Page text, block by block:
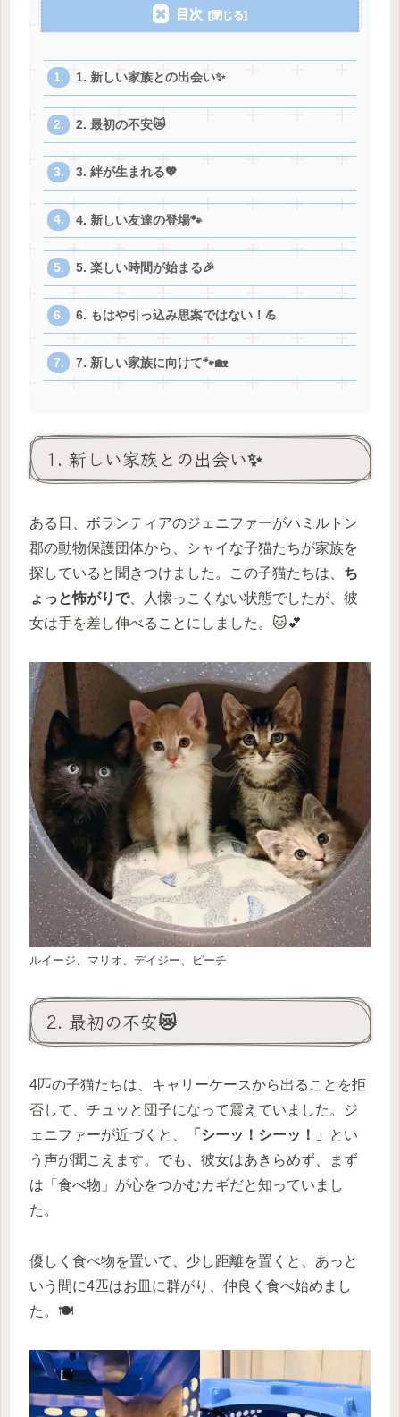
目次
1. 新しい家族との出会い✨
2. 最初の不安😿
3. 絆が生まれる💖
4. 新しい友達の登場🐾
5. 楽しい時間が始まる🎉
6. もはや引っ込み思案ではない！💪
7. 新しい家族に向けて🐾🏡
1. 新しい家族との出会い✨
ある日、ボランティアのジェニファーがハミルトン
郡の動物保護団体から、シャイな子猫たちが家族を
探していると聞きつけました。この子猫たちは、 ち
ょっと怖がりで、人懐っこくない状態でしたが、彼
女は手を差し伸べることにしました。🐱💕
ルイージ、マリオ、デイジー、ピーチ
2. 最初の不安😿
4匹の子猫たちは、キャリーケースから出ることを拒
否して、チュッと団子になって震えていました。ジ
ェニファーが近づくと、
「シーッ！シーッ！」
とい
う声が聞こえます。でも、彼女はあきらめず、まず
は「食べ物」が心をつかむカギだと知っていまし
た。
優しく食べ物を置いて、少し距離を置くと、あっと
いう間に4匹はお皿に群がり、仲良く食べ始めまし
た。🍽️